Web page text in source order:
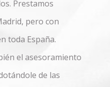
Prestamos
pero con
toda España.
el asesoramiento
de las